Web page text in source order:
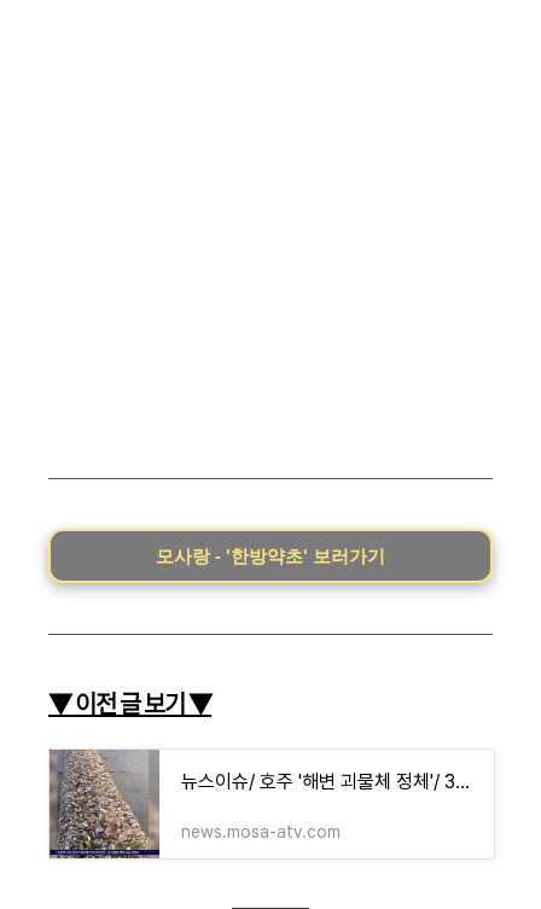
모사랑 - '한방약초' 보러가기
▼ 이전 글 보기 ▼
뉴스이슈/ 호주 '해변 괴물체 정체'/ 3m 길이의 기이한 투명 줄기/ SBS
news.mosa-atv.com